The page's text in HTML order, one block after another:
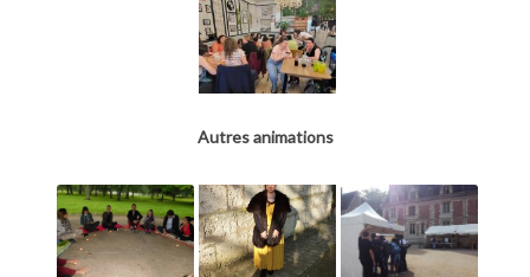
Autres animations